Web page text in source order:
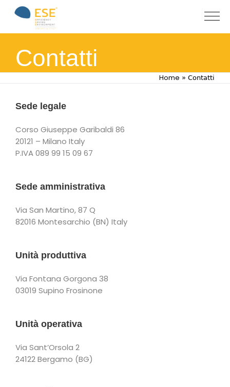
Contatti
Home » Contatti
Sede legale
Corso Giuseppe Garibaldi 86
20121 – Milano Italy
P.IVA 089 99 15 09 67
Sede amministrativa
Via San Martino, 87 Q
82016 Montesarchio (BN) Italy
Unità produttiva
Via Fontana Gorgona 38
03019 Supino Frosinone
Unità operativa
Via Sant’Orsola 2
24122 Bergamo (BG)